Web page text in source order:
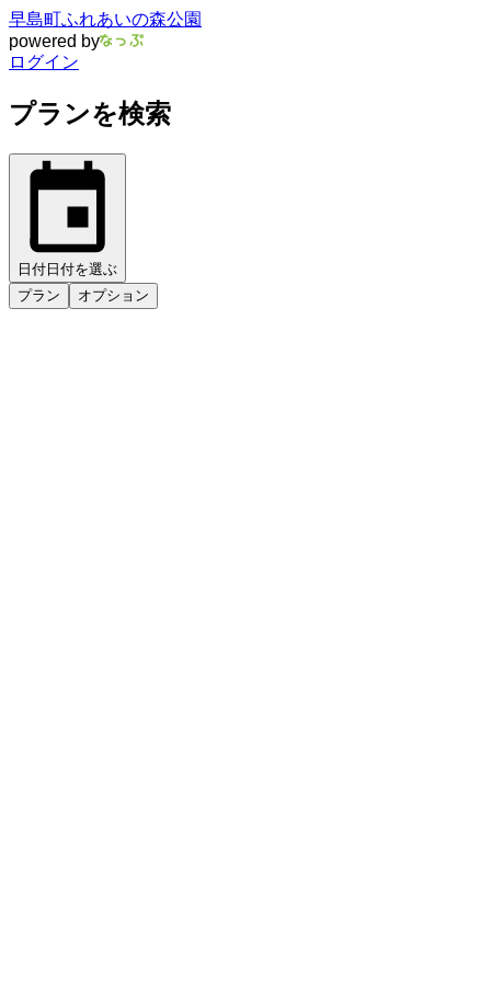
早島町ふれあいの森公園
powered by
ログイン
プランを検索
日付 日付を選ぶ
プラン
オプション